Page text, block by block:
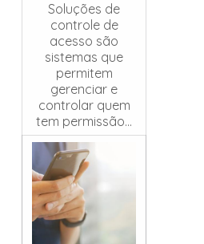
Soluções de
controle de
acesso são
sistemas que
permitem
gerenciar e
controlar quem
tem permissão...